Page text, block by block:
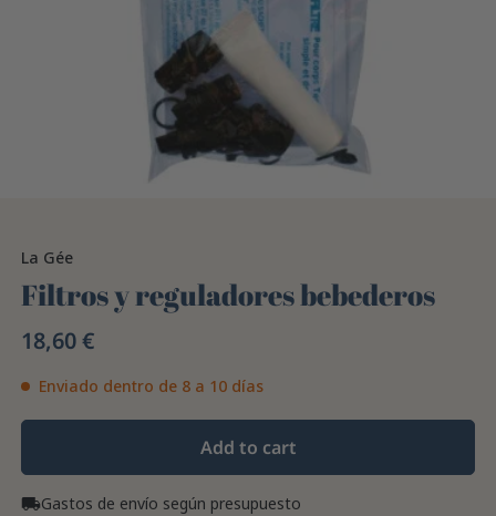
La Gée
Filtros y reguladores bebederos
18,60 €
Enviado dentro de 8 a 10 días
Add to cart
local_shippingGastos de envío según presupuesto